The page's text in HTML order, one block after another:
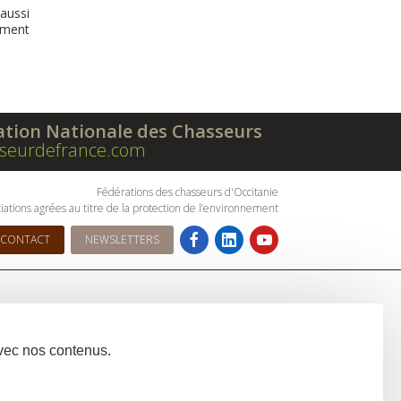
Nationale des Chasseurs
Fédérations des chasseurs d'Occitanie
agrées au titre de la protection de l’environnement
CONTACT NEWSLETTERS
nos contenus.